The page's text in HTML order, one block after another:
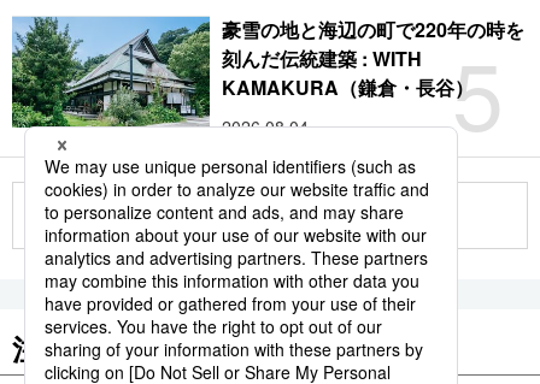
5
豪雪の地と海辺の町で220年の時を
刻んだ伝統建築 : WITH
KAMAKURA（鎌倉・長谷）
2026.08.04
もっと見る
注目のキーワード